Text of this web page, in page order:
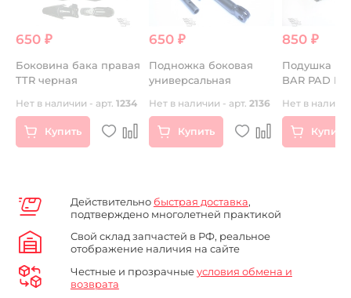
650 ₽
Боковина бака правая
TTR черная
Нет в наличии - арт. 1234
Купить
650 ₽
Подножка боковая
универсальная
Нет в наличии - арт. 2136
Купить
850 ₽
Подушка
BAR PAD
Нет в
Купить
Действительно быстрая доставка,
подтверждено многолетней практикой
Свой склад запчастей в РФ, реальное
отображение наличия на сайте
Честные и прозрачныеусловия обмена и
возврата